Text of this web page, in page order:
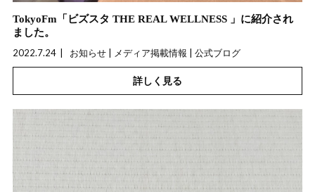
TokyoFm「ビズスタ THE REAL WELLNESS 」に紹介され
ました。
2022.7.24
お知らせ | メディア掲載情報 | 公式ブログ
詳しく見る